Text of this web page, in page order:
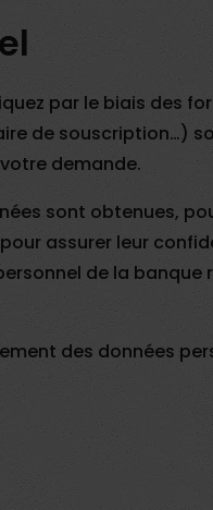
par le biais des
de souscription…)
demande.
sont obtenues,
assurer leur
de la banque
des données